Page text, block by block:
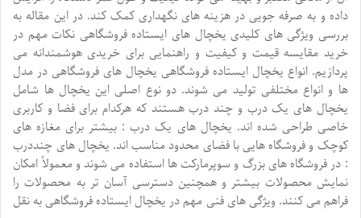
داده و به صرفه جویی در هزینه های نگهداری کمک کند. در این مقاله به
بررسی ویژگی های کلیدی یخچال های ایستاده فروشگاهی نکات مهم در
خرید مقایسه قیمت و کیفیت و راهنمایی برای خریدی هوشمندانه می
پردازیم. انواع یخچال ایستاده فروشگاهی یخچال های فروشگاهی در مدل
ها و انواع مختلفی تولید می شوند. دو نوع اصلی این یخچال ها شامل
یخچال های یک درب و چند درب هستند که هرکدام برای فضا و کاربری
خاصی طراحی شده اند. یخچال های یک درب : بیشتر برای مغازه های
کوچک و فروشگاه هایی با فضای محدود مناسب اند. یخچال های چنددرب
: در فروشگاه های بزرگ و سوپرمارکت ها استفاده می شوند و معمولاً امکان
نمایش محصولات بیشتر و همچنین دسترسی آسان تر به محصولات را
فراهم می کنند. ویژگی های فنی مهم در یخچال ایستاده فروشگاهی به نقل